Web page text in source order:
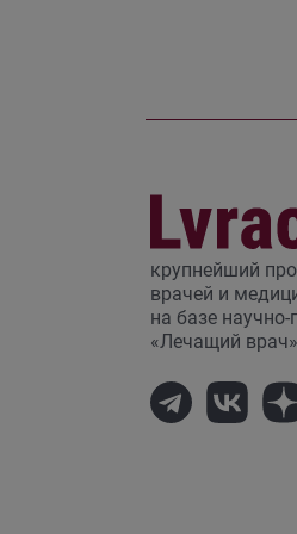
крупнейший
врачей и
на базе
«Лечащий